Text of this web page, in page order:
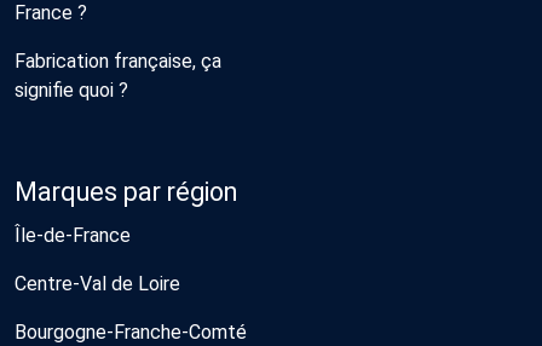
France ?
Fabrication française, ça
signifie quoi ?
Marques par région
Île-de-France
Centre-Val de Loire
Bourgogne-Franche-Comté